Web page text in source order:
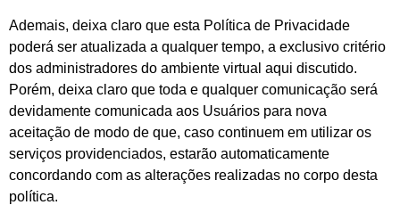
Ademais, deixa claro que esta Política de Privacidade
poderá ser atualizada a qualquer tempo, a exclusivo critério
dos administradores do ambiente virtual aqui discutido.
Porém, deixa claro que toda e qualquer comunicação será
devidamente comunicada aos Usuários para nova
aceitação de modo de que, caso continuem em utilizar os
serviços providenciados, estarão automaticamente
concordando com as alterações realizadas no corpo desta
política.